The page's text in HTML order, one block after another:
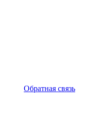
Обратная связь